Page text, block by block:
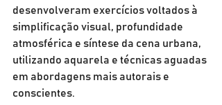
desenvolveram exercícios voltados à
simplificação visual, profundidade
atmosférica e síntese da cena urbana,
utilizando aquarela e técnicas aguadas
em abordagens mais autorais e
conscientes.